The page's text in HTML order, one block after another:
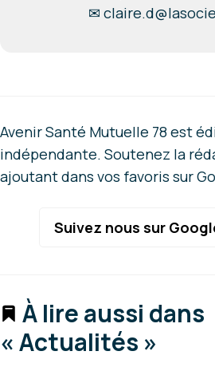
✉
Avenir Santé Mutuelle 78 est
indépendante. Soutenez la
ajoutant dans vos favoris sur
Suivez nous sur
À lire aussi dans
« Actualités »